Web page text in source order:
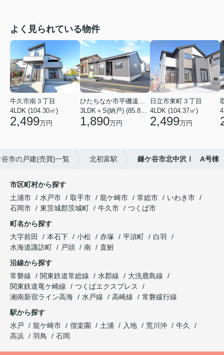
よく見られている物件
牛久市南３丁目
4LDK (104.30㎡)
2,499万円
ひたちなか市平磯遠原町
3LDK＋S(納戸) (85.86㎡)
1,890万円
日立市東町３丁目
4LDK (104.37㎡)
2,499万円
谷市の戸建(売買)一覧 北初富駅 鎌ケ谷市北中沢Ⅰ A号棟
市区町村から探す
土浦市
水戸市 取手市 龍ケ崎市 常総市
いわき市
石岡市
東茨城郡茨城町 牛久市
つくば市
町名から探す
大字前田
本石下 小松 赤塚 平須町
白羽
水海道諏訪町
戸頭 南
直鮒
沿線から探す
常磐線
関東鉄道常総線 水郡線
大洗鹿島線
関東鉄道竜ケ崎線
つくばエクスプレス
湘南新宿ライン高海
水戸線 高崎線
常磐緩行線
駅から探す
水戸
龍ケ崎市 偕楽園 土浦 入地 荒川沖
牛久
高浜
羽鳥 石岡